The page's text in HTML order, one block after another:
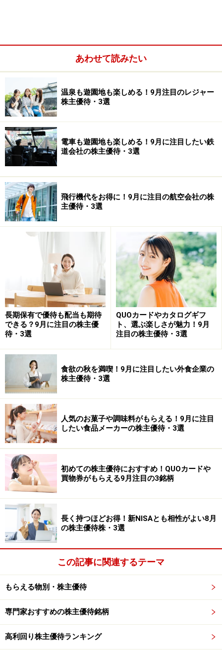
6月は株主優待銘柄数が比較的多い月でもあります。そ
のため、「生活防衛」「家計管理」という視点から優待
株を探す投資家も少なくありません。
今回は、物価高対策という観点で注目される6月優待株
を3銘柄紹介します。
北海道コカ・コーラボトリング＜2573＞
北海道コカ・コーラボトリング＜2573＞は、北海道エリ
アを中心にコカ・コーラ製品を展開しています。株主優
待では、自社飲料製品詰め合わせなどが提供されてお
り、生活のなかで使いやすい優待として人気がありま
す。近年は飲料価格も値上がり傾向にあり、日常的に消
費する商品を優待で受け取れる点は家計面でもメリット
があります。北海道を地盤とした地域密着型企業という
特徴もあり、安定した事業基盤を評価する投資家も少な
くありません。また、猛暑や夏場の需要拡大期待が市場
のテーマになることもあり、サマーストックとして注目
されるケースもあります。実用性を重視する初心者にも
比較的人気の高い優待株です。
カゴメ＜2811＞
カゴメ＜2811＞は、トマト加工品や野菜ジュースで知ら
れる食品大手です。株主優待では、自社商品の詰め合わ
せが贈られることで人気があります。食品価格の値上げ
が続くなか、実際に使える食品優待は生活防衛という観
点でも注目されています。同社はブランド力が高く、家
庭でなじみのある商品が多いため、初心者でもイメージ
しやすい点が特徴です。また、健康志向の高まりも追い
風となっています。優待を受けるには半年以上の継続保
有条件がありますが、「保有する楽しさ」を感じやすい
優待株として個人投資家から高い人気を集めています。
小林製薬＜4967＞
小林製薬＜4967＞は「熱さまシート」や「ブルーレッ
主優待では、自社製品詰め合わせなどが用意されてお
あわせて読みたい
温泉も遊園地も楽しめる！9月注目のレジャー
株主優待・3選
電車も遊園地も楽しめる！9月に注目したい鉄
道会社の株主優待・3選
飛行機代をお得に！9月に注目の航空会社の株
主優待・3選
長期保有で優待も配当も期待
できる？9月に注目の株主優
待・3選
QUOカードやカタログギフ
ト、選ぶ楽しさが魅力！9月
注目の株主優待・3選
食欲の秋を満喫！9月に注目したい外食企業の
株主優待・3選
人気のお菓子や調味料がもらえる！9月に注目
したい食品メーカーの株主優待・3選
初めての株主優待におすすめ！QUOカードや
買物券がもらえる9月注目の3銘柄
長く持つほどお得！新NISAとも相性がよい8月
の株主優待株・3選
この記事に関連するテーマ
もらえる物別・株主優待
専門家おすすめの株主優待銘柄
高利回り株主優待ランキング